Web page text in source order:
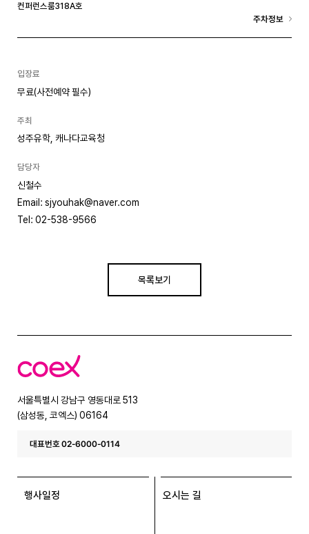
컨퍼런스룸318A호
주차정보
입장료
무료(사전예약 필수)
주최
성주유학, 캐나다교육청
담당자
신철수
Email: sjyouhak@naver.com
Tel: 02-538-9566
목록보기
코
엑
서울특별시 강남구 영동대로 513
(삼성동, 코엑스) 06164
대표번호 02-6000-0114
행사일정 오시는 길